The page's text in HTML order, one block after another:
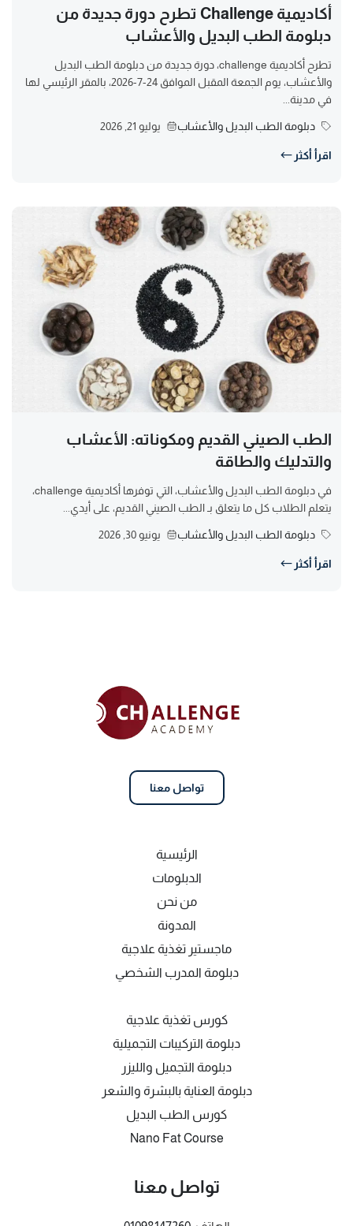
أكاديمية Challenge تطرح دورة جديدة من
دبلومة الطب البديل والأعشاب
تطرح أكاديمية challenge، دورة جديدة من دبلومة الطب البديل
والأعشاب، يوم الجمعة المقبل الموافق 24-7-2026، بالمقر الرئيسي لها
في مدينة...
دبلومة الطب البديل والأعشاب يوليو 21, 2026
اقرأ أكثر
الطب الصيني القديم ومكوناته: الأعشاب
والتدليك والطاقة
في دبلومة الطب البديل والأعشاب، التي توفرها أكاديمية challenge،
يتعلم الطلاب كل ما يتعلق بـ الطب الصيني القديم، على أيدي...
دبلومة الطب البديل والأعشاب يونيو 30, 2026
اقرأ أكثر
تواصل معنا
الرئيسية
الدبلومات
من نحن
المدونة
ماجستير تغذية علاجية
دبلومة المدرب الشخصي
كورس تغذية علاجية
دبلومة التركيبات التجميلية
دبلومة التجميل والليزر
دبلومة العناية بالبشرة والشعر
كورس الطب البديل
Nano Fat Course
تواصل معنا